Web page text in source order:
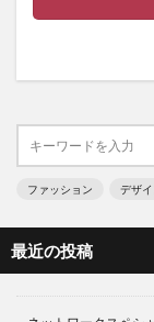
ファッション デザイ
最近の投稿